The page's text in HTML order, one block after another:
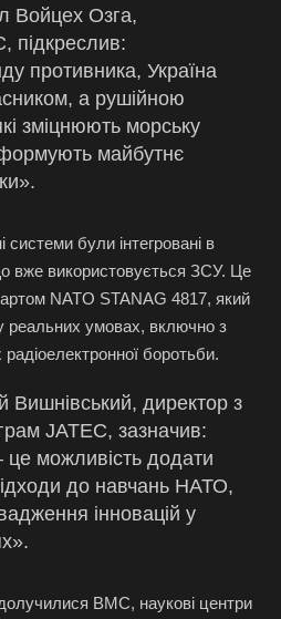
Войцех Озга,
підкреслив:
противника, Україна
а рушійною
зміцнюють морську
майбутнє
системи були інтегровані в
вже використовується ЗСУ. Це
NATO STANAG 4817, який
реальних умовах, включно з
боротьби.
Вишнівський, директор з
JATEC, зазначив:
можливість додати
до навчань НАТО,
інновацій у
ВМС, наукові центри